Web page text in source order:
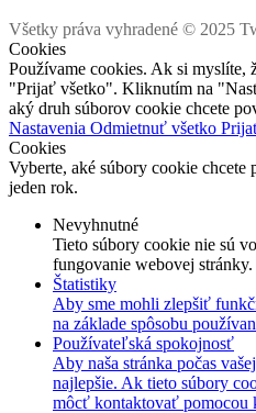
Všetky práva vyhradené © 2025
Cookies
Používame cookies. Ak si myslíte,
"Prijať všetko". Kliknutím na
aký druh súborov cookie chcete
Nastavenia Odmietnuť všetko
Cookies
Vyberte, aké súbory cookie
jeden rok.
Nevyhnutné
Tieto súbory cookie nie sú
fungovanie webovej stránky.
Štatistiky
Aby sme mohli zlepšiť
na základe spôsobu
Používateľská spokojnosť
Aby naša stránka počas
najlepšie. Ak tieto súbory
môcť kontaktovať pomocou